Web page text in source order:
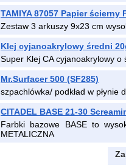
TAMIYA 87057 Papier ścierny
Zestaw 3 arkuszy 9x23 cm
Klej cyjanoakrylowy średni
Super Klej CA cyjanoakrylowy
Mr.Surfacer 500 (SF285)
szpachlówka/ podkład w
CITADEL BASE 21-30
Farbki bazowe BASE to
METALICZNA